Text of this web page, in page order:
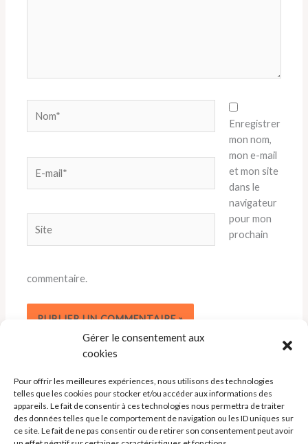
Gérer le consentement aux
cookies
Pour offrir les meilleures expériences, nous utilisons des technologies
telles que les cookies pour stocker et/ou accéder aux informations des
appareils. Le fait de consentir à ces technologies nous permettra de traiter
des données telles que le comportement de navigation ou les ID uniques sur
ce site. Le fait de ne pas consentir ou de retirer son consentement peut avoir
mail*
Enregistrer
mon nom,
mon e-mail
et mon site
dans le
navigateur
pour mon
prochain
commentaire.